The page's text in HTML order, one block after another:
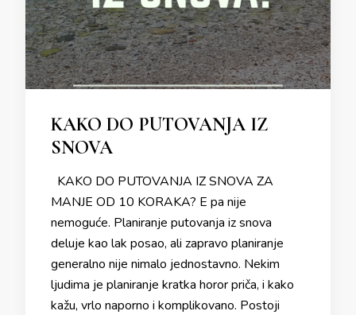
KAKO DO PUTOVANJA IZ
SNOVA
KAKO DO PUTOVANJA IZ SNOVA ZA
MANJE OD 10 KORAKA? E pa nije
nemoguće. Planiranje putovanja iz snova
deluje kao lak posao, ali zapravo planiranje
generalno nije nimalo jednostavno. Nekim
ljudima je planiranje kratka horor priča, i kako
kažu, vrlo naporno i komplikovano. Postoji